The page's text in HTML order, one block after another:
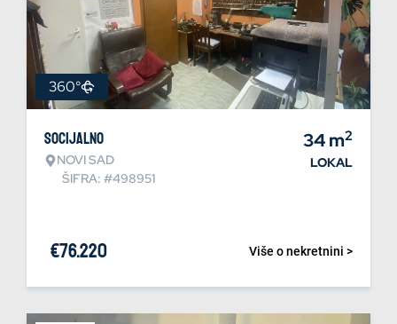
360°
Socijalno
NOVI SAD
ŠIFRA: #498951
34m2
LOKAL
Više o nekretnini >
€76.220